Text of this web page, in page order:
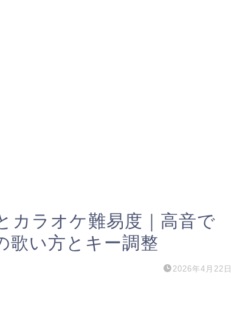
カラオケ難易度｜高音で
歌い方とキー調整
2026年4月22日